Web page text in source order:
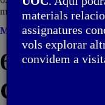
mecànics / 6.10. La
Menú
6.
materials
assignatures
vols explorar
convidem a